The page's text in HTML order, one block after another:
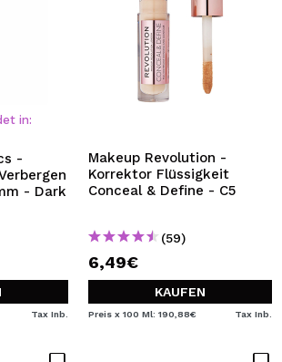
in:
-
- Dark
Tax Inb.
Makeup Revolution -
Korrektor Flüssigkeit
Conceal & Define - C5
(59)
6,49€
KAUFEN
Preis x 100 Ml: 190,88€ Tax Inb.